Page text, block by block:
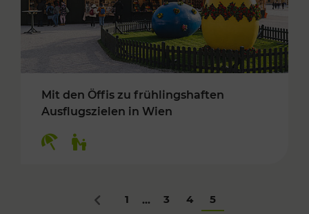
Mit den Öffis zu frühlingshaften
Ausflugszielen in Wien
Zurück
1 ... 3 4 5